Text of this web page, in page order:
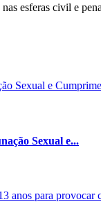
esferas civil e
Sexual e...